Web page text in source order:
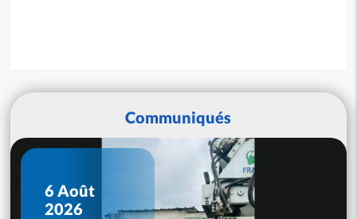
Communiqués
6 Août
2026